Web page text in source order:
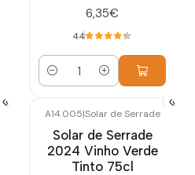
6,35€
4.4
Quantidade
A14.005|Solar de Serrade
Solar de Serrade
2024 Vinho Verde
Tinto 75cl